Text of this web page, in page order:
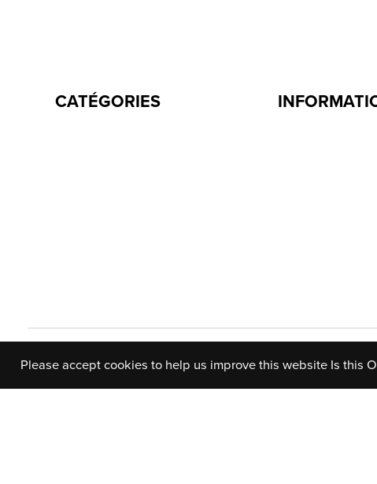
CATÉGORIES
Please accept cookies to help us improve this website Is this